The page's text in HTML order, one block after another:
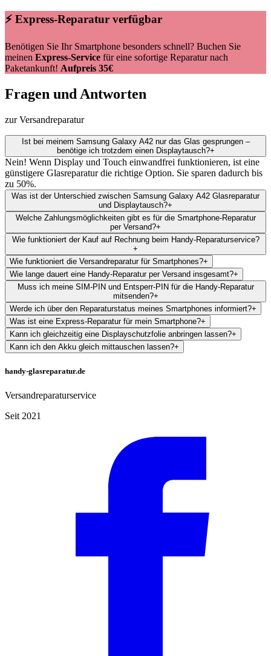
⚡ Express-Reparatur verfügbar
Benötigen Sie Ihr Smartphone besonders schnell? Buchen Sie
meinen Express-Service für eine sofortige Reparatur nach
Paketankunft! Aufpreis 35€
Fragen und Antworten
zur Versandreparatur
Ist bei meinem Samsung Galaxy A42 nur das Glas gesprungen –
benötige ich trotzdem einen Displaytausch?+
Nein! Wenn Display und Touch einwandfrei funktionieren, ist eine
günstigere Glasreparatur die richtige Option. Sie sparen dadurch bis
zu 50%.
Was ist der Unterschied zwischen Samsung Galaxy A42 Glasreparatur
und Displaytausch?+
Welche Zahlungsmöglichkeiten gibt es für die Smartphone-Reparatur
per Versand?+
Wie funktioniert der Kauf auf Rechnung beim Handy-Reparaturservice?
+
Wie funktioniert die Versandreparatur für Smartphones?+
Wie lange dauert eine Handy-Reparatur per Versand insgesamt?+
Muss ich meine SIM-PIN und Entsperr-PIN für die Handy-Reparatur
mitsenden?+
Werde ich über den Reparaturstatus meines Smartphones informiert?+
Was ist eine Express-Reparatur für mein Smartphone?+
Kann ich gleichzeitig eine Displayschutzfolie anbringen lassen?+
Kann ich den Akku gleich mittauschen lassen?+
handy-glasreparatur.de
Versandreparaturservice
Seit 2021